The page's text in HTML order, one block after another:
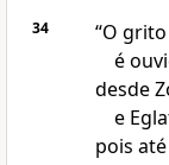
34
“O
é
desde
e
pois